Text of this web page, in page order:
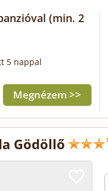
(min. 2
5 nappal
Megnézem >>
Gödöllő